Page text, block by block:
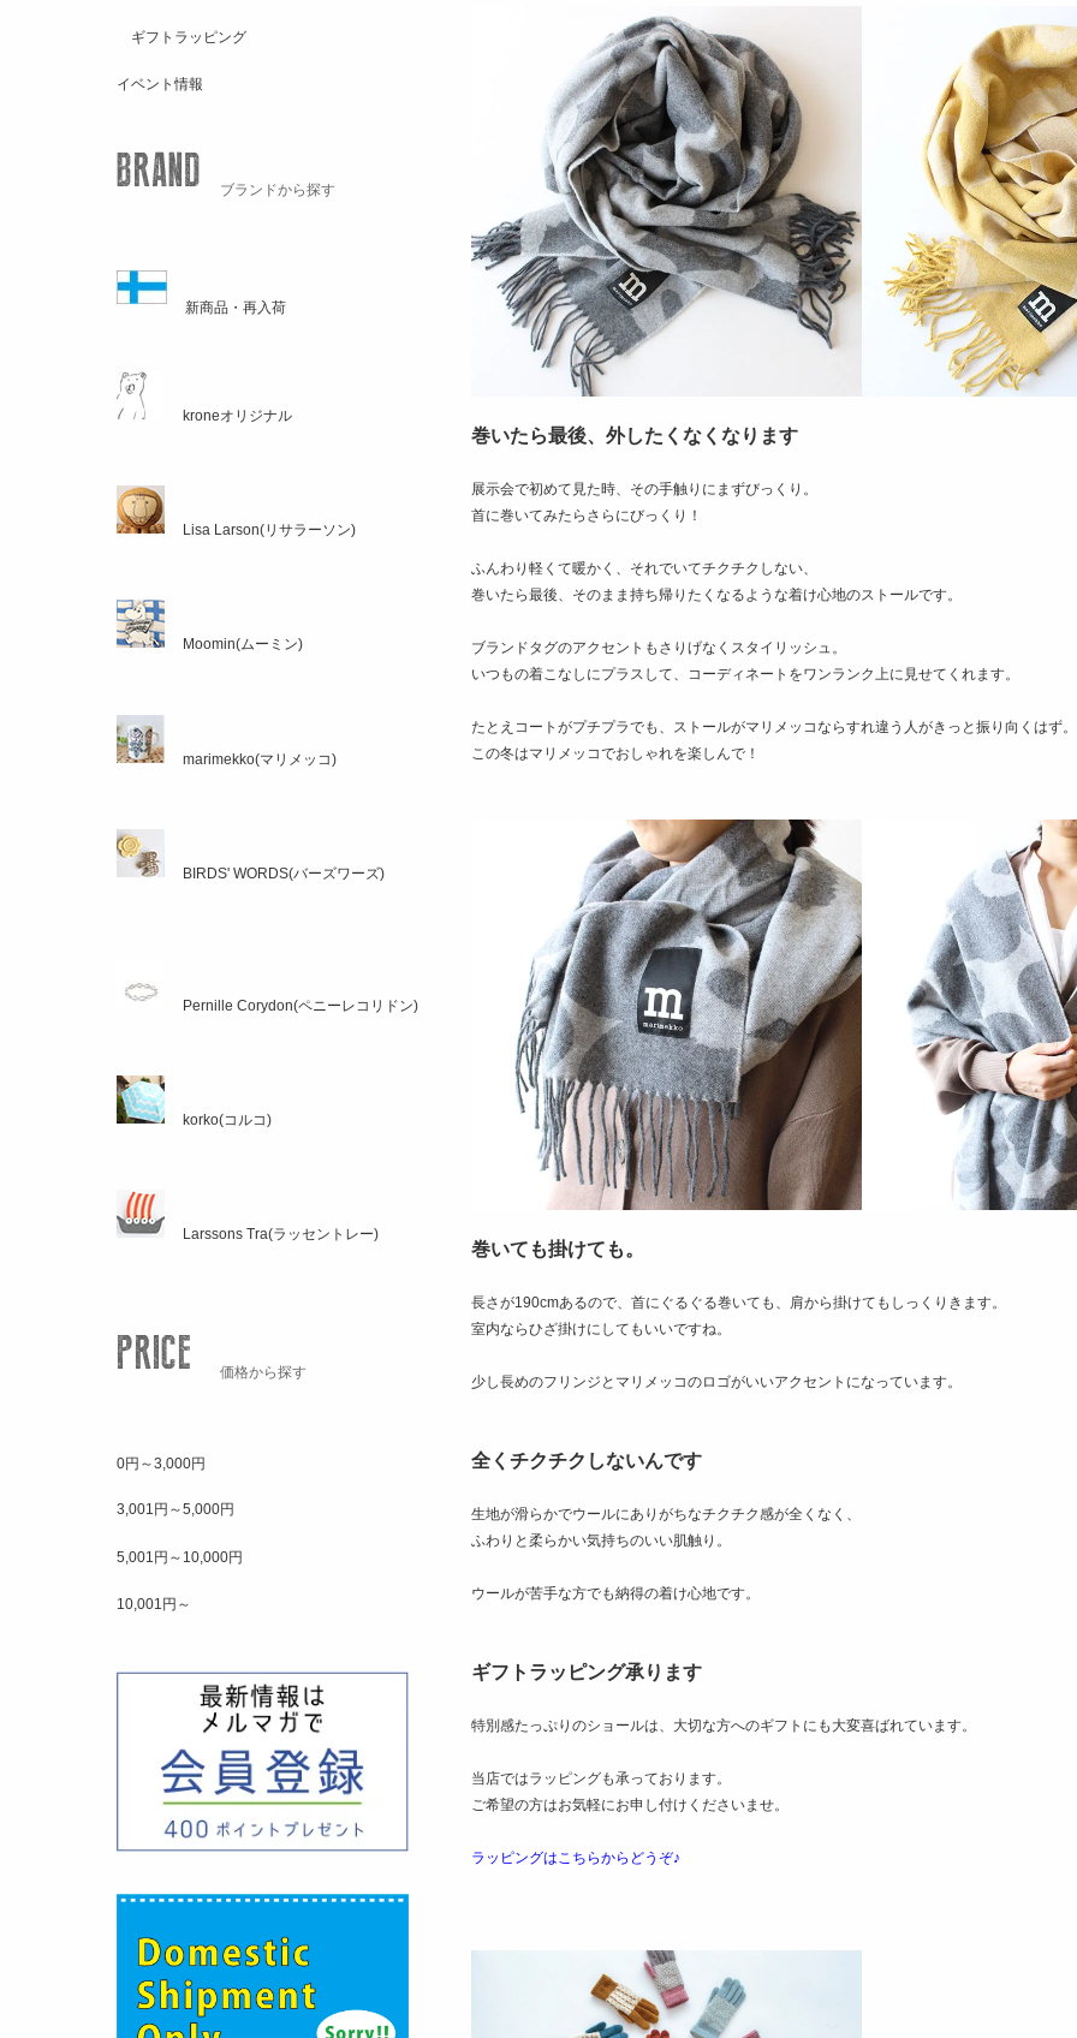
巻いたら最後、外したくなくなります
展示会で初めて見た時、その手触りにまずびっくり。
首に巻いてみたらさらにびっくり！
ふんわり軽くて暖かく、それでいてチクチクしない、
巻いたら最後、そのまま持ち帰りたくなるような着け心地のストールです。
ブランドタグのアクセントもさりげなくスタイリッシュ。
いつもの着こなしにプラスして、コーディネートをワンランク上に見せてくれます。
たとえコートがプチプラでも、ストールがマリメッコならすれ違う人がきっと振り向くはず。
この冬はマリメッコでおしゃれを楽しんで！
巻いても掛けても。
長さが190cmあるので、首にぐるぐる巻いても、肩から掛けてもしっくりきます。
室内ならひざ掛けにしてもいいですね。
少し長めのフリンジとマリメッコのロゴがいいアクセントになっています。
全くチクチクしないんです
生地が滑らかでウールにありがちなチクチク感が全くなく、
ふわりと柔らかい気持ちのいい肌触り。
ウールが苦手な方でも納得の着け心地です。
ギフトラッピング承ります
特別感たっぷりのショールは、大切な方へのギフトにも大変喜ばれています。
当店ではラッピングも承っております。
ご希望の方はお気軽にお申し付けくださいませ。
ラッピングはこちらからどうぞ♪
ギフトラッピング
イベント情報
ブランドから探す
新商品・再入荷
kroneオリジナル
Lisa Larson(リサラーソン)
Moomin(ムーミン)
marimekko(マリメッコ)
BIRDS' WORDS(バーズワーズ)
Pernille Corydon(ペニーレコリドン)
korko(コルコ)
Larssons Tra(ラッセントレー)
価格から探す
0円～3,000円
3,001円～5,000円
5,001円～10,000円
10,001円～